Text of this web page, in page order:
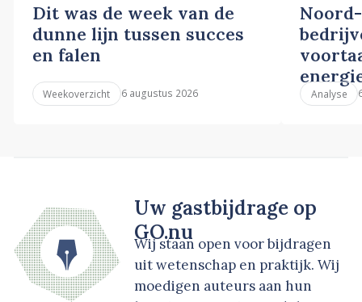
Dit was de week van de
dunne lijn tussen succes
en falen
Weekoverzicht 6 augustus 2026 Analyse
Uw gastbijdrage op
GO.nu
Wij staan open voor bijdragen
uit wetenschap en praktijk. Wij
moedigen auteurs aan hun